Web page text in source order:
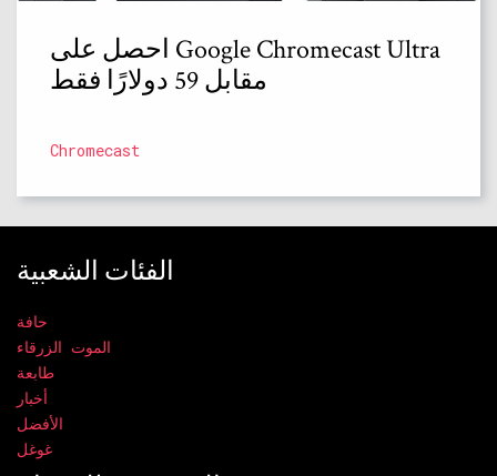
احصل على Google Chromecast Ultra
مقابل 59 دولارًا فقط
Chromecast
الفئات الشعبية
حافة
الموت الزرقاء
طابعة
أخبار
الأفضل
غوغل